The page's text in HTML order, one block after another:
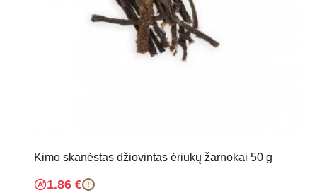
Kimo skanėstas džiovintas ėriukų žarnokai 50 g
1.86 € !